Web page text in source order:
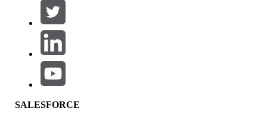
Tuotealue
Ominaisuuden vaikutus
SALESFORCE